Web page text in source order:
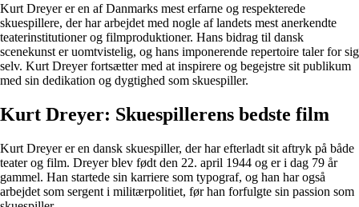
Kurt Dreyer er en af Danmarks mest erfarne og respekterede
skuespillere, der har arbejdet med nogle af landets mest anerkendte
teaterinstitutioner og filmproduktioner. Hans bidrag til dansk
scenekunst er uomtvistelig, og hans imponerende repertoire taler for sig
selv. Kurt Dreyer fortsætter med at inspirere og begejstre sit publikum
med sin dedikation og dygtighed som skuespiller.
Kurt Dreyer: Skuespillerens bedste film
Kurt Dreyer er en dansk skuespiller, der har efterladt sit aftryk på både
teater og film. Dreyer blev født den 22. april 1944 og er i dag 79 år
gammel. Han startede sin karriere som typograf, og han har også
arbejdet som sergent i militærpolitiet, før han forfulgte sin passion som